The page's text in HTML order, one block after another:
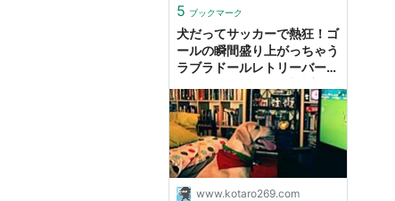
5 ブックマーク
犬だってサッカーで熱狂！ゴ
ールの瞬間盛り上がっちゃう
ラブラドールレトリーバー犬
ろぐ
www.kotaro269.com